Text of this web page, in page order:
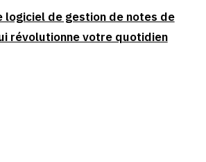
logiciel de gestion de notes de
révolutionne votre quotidien